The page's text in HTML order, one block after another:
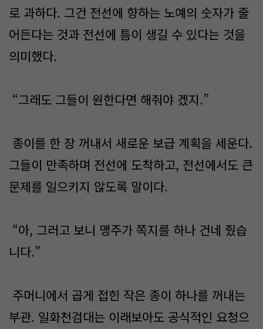
로 과하다. 그건 전선에 향하는 노예의 숫자가 줄
어든다는 것과 전선에 틈이 생길 수 있다는 것을
의미했다.
“그래도 그들이 원한다면 해줘야 겠지.”
종이를 한 장 꺼내서 새로운 보급 계획을 세운다.
그들이 만족하며 전선에 도착하고, 전선에서도 큰
문제를 일으키지 않도록 말이다.
“아, 그러고 보니 맹주가 쪽지를 하나 건네 줬습
니다.”
주머니에서 곱게 접힌 작은 종이 하나를 꺼내는
부관. 일화천검대는 이래보아도 공식적인 요청으